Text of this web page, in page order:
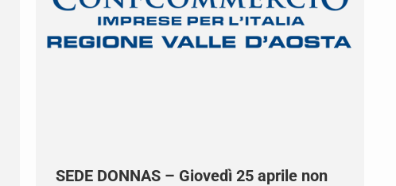
SEDE DONNAS – Giovedì 25 aprile non